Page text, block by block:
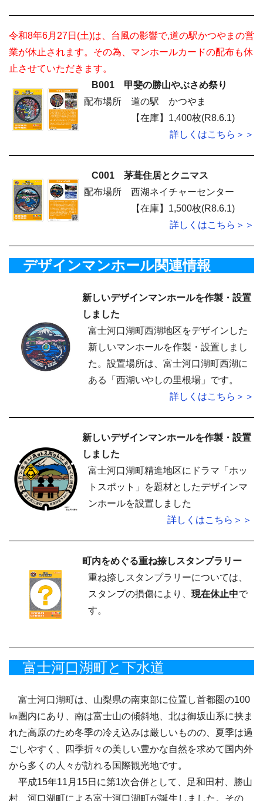
令和8年6月27日(土)は、台風の影響で,道の駅かつやまの営
業が休止されます。その為、マンホールカードの配布も休
止させていただきます。
B001 甲斐の勝山やぶさめ祭り
配布場所 道の駅 かつやま
【在庫】1,400枚(R8.6.1)
詳しくはこちら＞＞
C001 茅葺住居とクニマス
配布場所 西湖ネイチャーセンター
【在庫】1,500枚(R8.6.1)
詳しくはこちら＞＞
デザインマンホール関連情報
新しいデザインマンホールを作製・設置
しました
富士河口湖町西湖地区をデザインした
新しいマンホールを作製・設置しまし
た。設置場所は、富士河口湖町西湖に
ある「西湖いやしの里根場」です。
詳しくはこちら＞＞
新しいデザインマンホールを作製・設置
しました
富士河口湖町精進地区にドラマ「ホッ
トスポット」を題材としたデザインマ
ンホールを設置しました
詳しくはこちら＞＞
町内をめぐる重ね捺しスタンプラリー
重ね捺しスタンプラリーについては、
スタンプの損傷により、 現在休止中で
す。
富士河口湖町と下水道
富士河口湖町は、山梨県の南東部に位置し首都圏の100
㎞圏内にあり、南は富士山の傾斜地、北は御坂山系に挟ま
れた高原のため冬季の冷え込みは厳しいものの、夏季は過
ごしやすく、四季折々の美しい豊かな自然を求めて国内外
から多くの人々が訪れる国際観光地です。
平成15年11月15日に第1次合併として、足和田村、勝山
村、河口湖町による富士河口湖町が誕生しました。その